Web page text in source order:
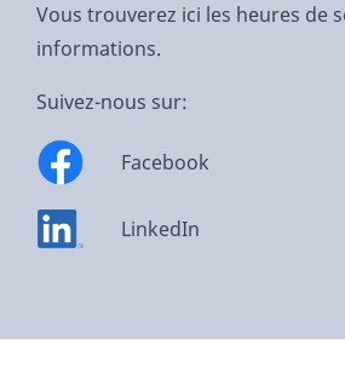
Vous trouverez ici les heures de
informations.
Suivez-nous sur:
Facebook
LinkedIn